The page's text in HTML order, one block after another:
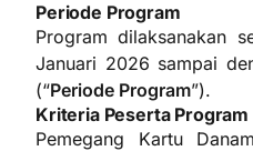
Periode Program
Program dilaksanakan
Januari 2026 sampai
(“Periode Program”).
Kriteria Peserta Program
Pemegang Kartu